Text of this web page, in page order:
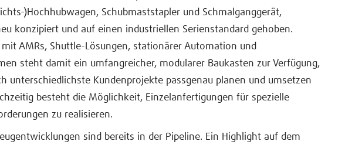
)Hochhubwagen, Schubmaststapler und Schmalganggerät,
konzipiert und auf einen industriellen Serienstandard gehoben.
AMRs, Shuttle-Lösungen, stationärer Automation und
steht damit ein umfangreicher, modularer Baukasten zur Verfügung,
unterschiedlichste Kundenprojekte passgenau planen und umsetzen
besteht die Möglichkeit, Einzelanfertigungen für spezielle
zu realisieren.
sind bereits in der Pipeline. Ein Highlight auf dem